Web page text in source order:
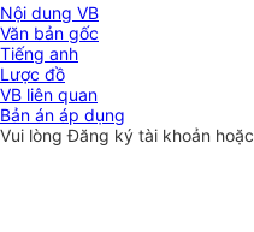
Nội dung VB
Văn bản gốc
Tiếng anh
Lược đồ
VB liên quan
Bản án áp dụng
Vui lòngĐăng ký tài khoản hoặc